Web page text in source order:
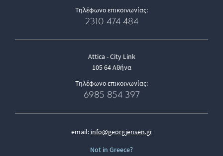
Τηλέφωνο επικοινωνίας:
2310 474 484
Attica - City Link
105 64 Αθήνα
Τηλέφωνο επικοινωνίας:
6985 854 397
email: info@georgjensen.gr
Not in Greece?